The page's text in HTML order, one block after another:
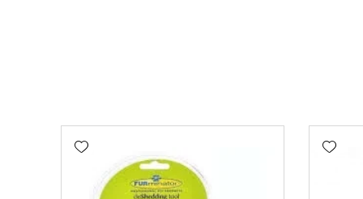
Add wishlist
Add wishlist